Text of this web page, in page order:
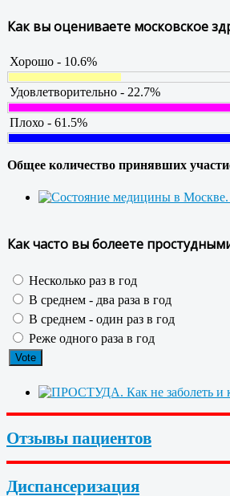
Как вы оцениваете московское
Хорошо - 10.6%
Удовлетворительно - 22.7%
Плохо - 61.5%
Общее количество принявших
Как часто вы болеете
Несколько раз в год
В среднем - два раза в год
В среднем - один раз в год
Реже одного раза в год
Отзывы пациентов
Диспансеризация